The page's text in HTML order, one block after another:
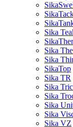
Sika
Sika
Sika
SikaTop
Sika TR
Sika
Sika
Sika
Sika
Sika VZ